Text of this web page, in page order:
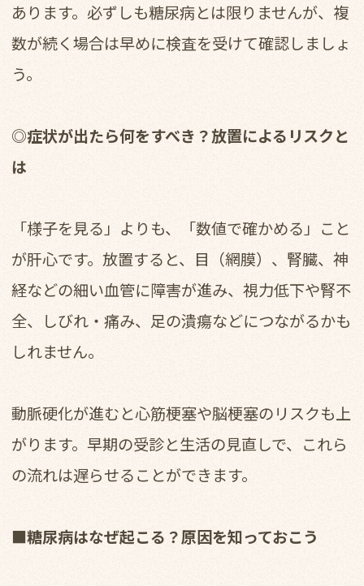
あります。必ずしも糖尿病とは限りませんが、複
数が続く場合は早めに検査を受けて確認しましょ
う。
◎症状が出たら何をすべき？放置によるリスクと
は
「様子を見る」よりも、「数値で確かめる」こと
が肝心です。放置すると、目（網膜）、腎臓、神
経などの細い血管に障害が進み、視力低下や腎不
全、しびれ・痛み、足の潰瘍などにつながるかも
しれません。
動脈硬化が進むと心筋梗塞や脳梗塞のリスクも上
がります。早期の受診と生活の見直しで、これら
の流れは遅らせることができます。
■糖尿病はなぜ起こる？原因を知っておこう